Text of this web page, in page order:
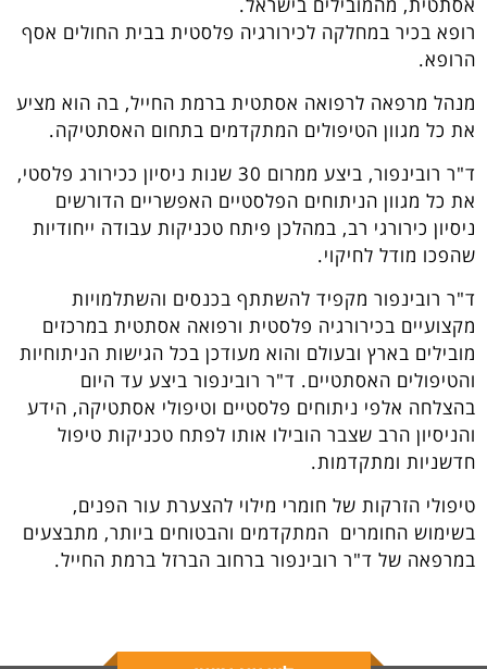
רופא בכיר במחלקה לכירורגיה פלסטית בבית החולים אסף
הרופא.
מנהל מרפאה לרפואה אסתטית ברמת החייל, בה הוא מציע
את כל מגוון הטיפולים המתקדמים בתחום האסתטיקה.
ד"ר רובינפור, ביצע ממרום 30 שנות ניסיון ככירורג פלסטי,
את כל מגוון הניתוחים הפלסטיים האפשריים הדורשים
ניסיון כירורגי רב, במהלכן פיתח טכניקות עבודה ייחודיות
שהפכו מודל לחיקוי.
ד"ר רובינפור מקפיד להשתתף בכנסים והשתלמויות
מקצועיים בכירורגיה פלסטית ורפואה אסתטית במרכזים
מובילים בארץ ובעולם והוא מעודכן בכל הגישות הניתוחיות
והטיפולים האסתטיים. ד"ר רובינפור ביצע עד היום
בהצלחה אלפי ניתוחים פלסטיים וטיפולי אסתטיקה, הידע
והניסיון הרב שצבר הובילו אותו לפתח טכניקות טיפול
חדשניות ומתקדמות.
טיפולי הזרקות של חומרי מילוי להצערת עור הפנים,
בשימוש החומרים המתקדמים והבטוחים ביותר, מתבצעים
במרפאה של ד"ר רובינפור ברחוב הברזל ברמת החייל.